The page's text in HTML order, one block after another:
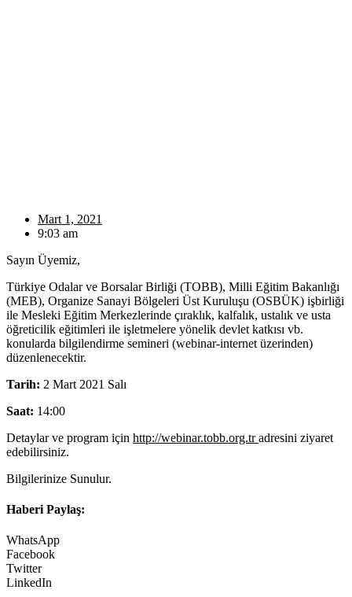
Mart 1, 2021
9:03 am
Sayın Üyemiz,
Türkiye Odalar ve Borsalar Birliği (TOBB), Milli Eğitim Bakanlığı
(MEB), Organize Sanayi Bölgeleri Üst Kuruluşu (OSBÜK) işbirliği
ile Mesleki Eğitim Merkezlerinde çıraklık, kalfalık, ustalık ve usta
öğreticilik eğitimleri ile işletmelere yönelik devlet katkısı vb.
konularda bilgilendirme semineri (webinar-internet üzerinden)
düzenlenecektir.
Tarih: 2 Mart 2021 Salı
Saat: 14:00
Detaylar ve program için http://webinar.tobb.org.tradresini ziyaret
edebilirsiniz.
Bilgilerinize Sunulur.
Haberi Paylaş:
WhatsApp
Facebook
Twitter
LinkedIn